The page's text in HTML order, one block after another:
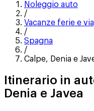
Noleggio auto
/
Vacanze ferie e
/
Spagna
/
Calpe, Denia e
Itinerario in
Denia e Javea